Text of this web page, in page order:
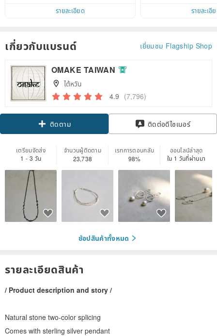
within 7 days!
รายละเอียด
รายละเอี
เกี่ยวกับแบรนด์ เยี่ยมชม Flagship Shop
OMAKE TAIWAN
ไต้หวัน
4.9 (7,796)
ติดตาม ติดต่อดีไซเนอร์
เตรียมจัดส่ง
1 - 3 วัน
จำนวนผู้ติดตาม
23,738
เรทการตอบกลับ
98%
ออนไลน์ล่าสุด
ใน 1 วันที่ผ่านมา
ช้อปสินค้าทั้งหมด
รายละเอียดสินค้า
/ Product description and story /
Natural stone two-color splicing
Comes with sterling silver pendant